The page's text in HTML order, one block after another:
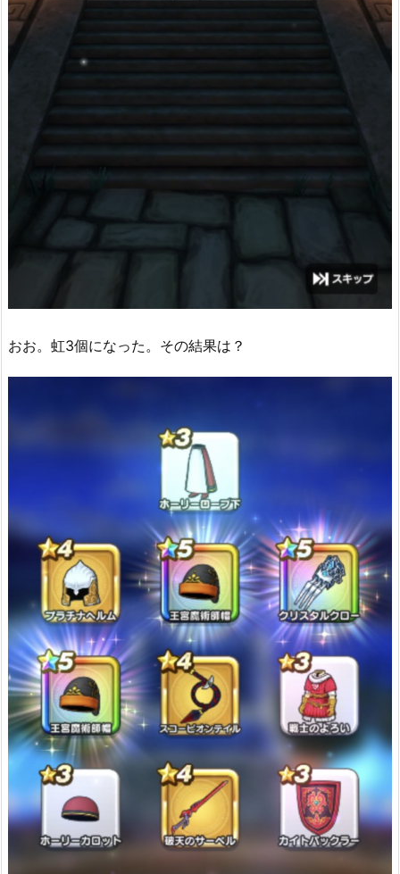
おお。虹3個になった。その結果は？